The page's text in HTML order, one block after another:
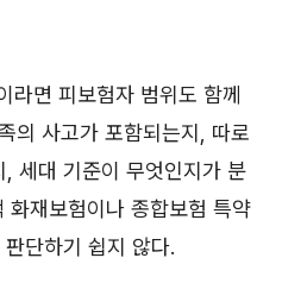
라면 피보험자 범위도 함께
의 사고가 포함되는지, 따로
세대 기준이 무엇인지가 분
화재보험이나 종합보험 특약
단하기 쉽지 않다.